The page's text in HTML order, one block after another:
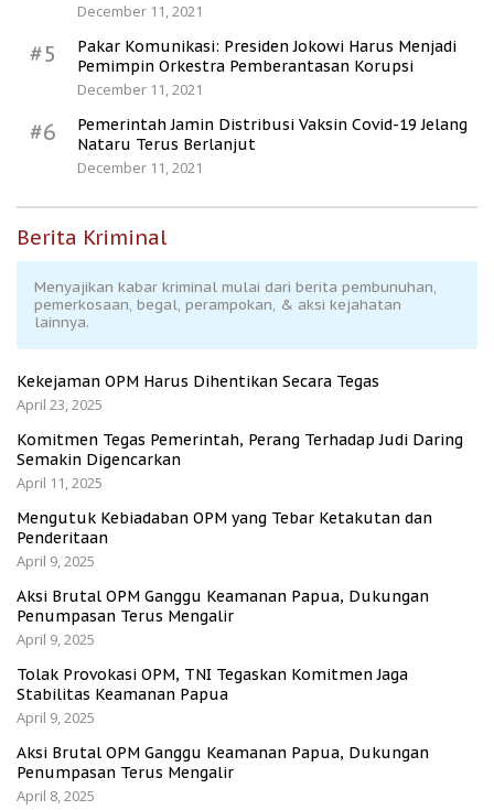
December 11, 2021
#5
Pakar Komunikasi: Presiden Jokowi Harus Menjadi
Pemimpin Orkestra Pemberantasan Korupsi
December 11, 2021
#6
Pemerintah Jamin Distribusi Vaksin Covid-19 Jelang
Nataru Terus Berlanjut
December 11, 2021
Berita Kriminal
Menyajikan kabar kriminal mulai dari berita pembunuhan,
pemerkosaan, begal, perampokan, & aksi kejahatan
lainnya.
Kekejaman OPM Harus Dihentikan Secara Tegas
April 23, 2025
Komitmen Tegas Pemerintah, Perang Terhadap Judi Daring
Semakin Digencarkan
April 11, 2025
Mengutuk Kebiadaban OPM yang Tebar Ketakutan dan
Penderitaan
April 9, 2025
Aksi Brutal OPM Ganggu Keamanan Papua, Dukungan
Penumpasan Terus Mengalir
April 9, 2025
Tolak Provokasi OPM, TNI Tegaskan Komitmen Jaga
Stabilitas Keamanan Papua
April 9, 2025
Aksi Brutal OPM Ganggu Keamanan Papua, Dukungan
Penumpasan Terus Mengalir
April 8, 2025